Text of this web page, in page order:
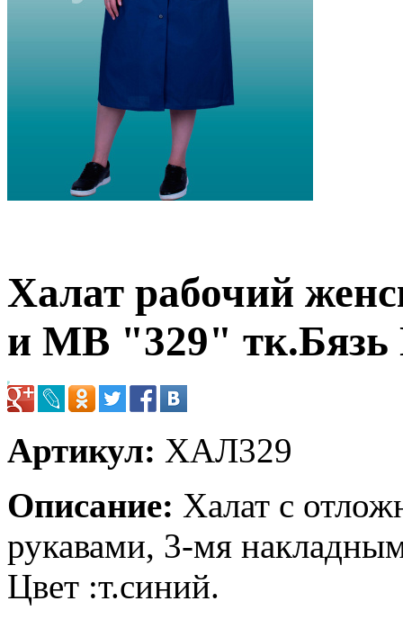
Халат рабочий
и МВ "329"
Артикул: ХАЛ329
Описание: Халат с
рукавами, 3-мя
Цвет :т.синий.